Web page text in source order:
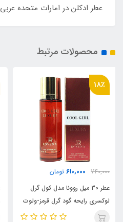
عطر ادکلن در امارات متحده
محصولات مرتبط
18٪
740,000
610,000
عطر 30 میل روونا مدل کول گرل
وایت ادیشن رایحه گود گرل سفید-
لجر (گودگرل) (COOL GIRL)